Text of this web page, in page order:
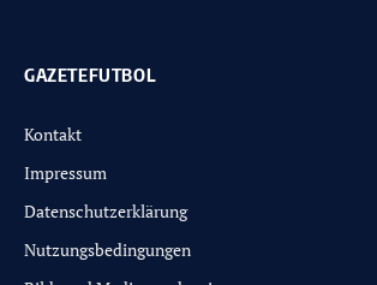
GAZETEFUTBOL
Kontakt
Impressum
Datenschutzerklärung
Nutzungsbedingungen